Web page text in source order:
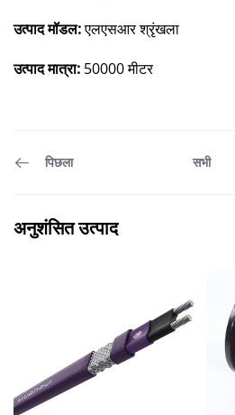
उत्पाद मॉडल:एलएसआर श्रृंखला
उत्पाद मात्रा: 50000 मीटर
पिछला सभी
अनुशंसित उत्पाद